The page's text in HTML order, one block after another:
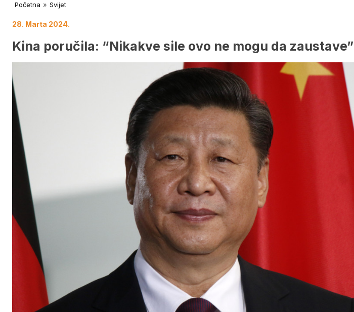
Početna » Svijet
28. Marta 2024.
Kina poručila: “Nikakve sile ovo ne mogu da zaustave”